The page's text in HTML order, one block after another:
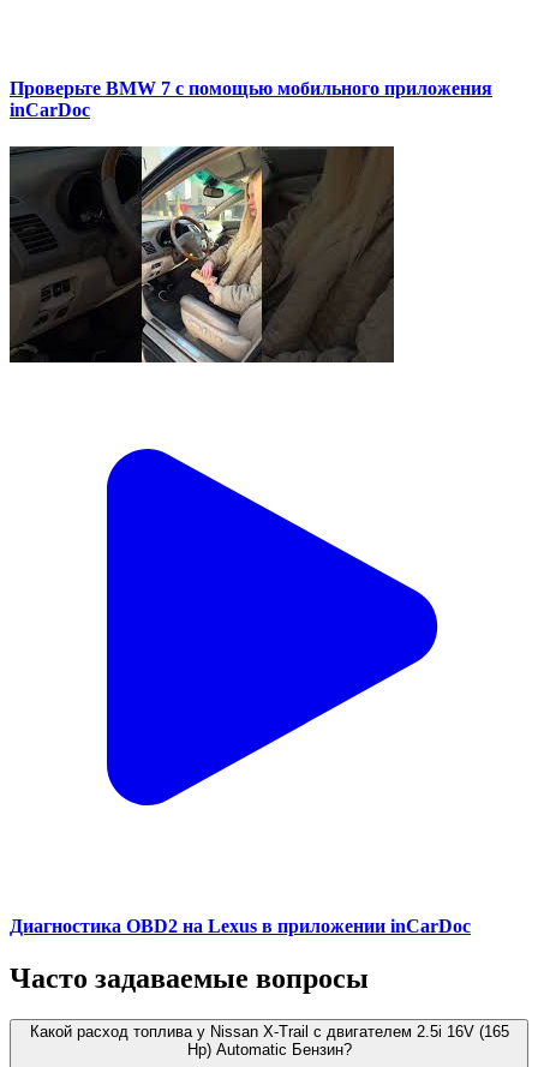
Проверьте BMW 7 с помощью мобильного приложения
inCarDoc
Диагностика OBD2 на Lexus в приложении inCarDoc
Часто задаваемые вопросы
Какой расход топлива у Nissan X-Trail с двигателем 2.5i 16V (165
Hp) Automatic Бензин?